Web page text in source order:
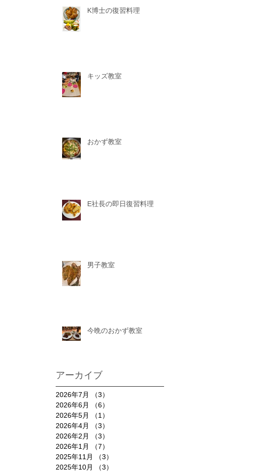
K博士の復習料理
キッズ教室
おかず教室
E社長の即日復習料理
男子教室
今晩のおかず教室
アーカイブ
2026年7月 （3）
2026年6月
（6）
2026年5月
（1）
2026年4月
（3）
2026年2月
（3）
2026年1月
（7）
2025年11月
（3）
2025年10月
（3）